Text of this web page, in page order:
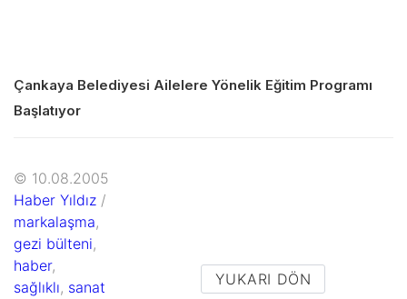
Çankaya Belediyesi Ailelere Yönelik Eğitim Programı
Başlatıyor
© 10.08.2005
Haber Yıldız /
markalaşma,
gezi bülteni,
haber,
sağlıklı, sanat
YUKARI DÖN